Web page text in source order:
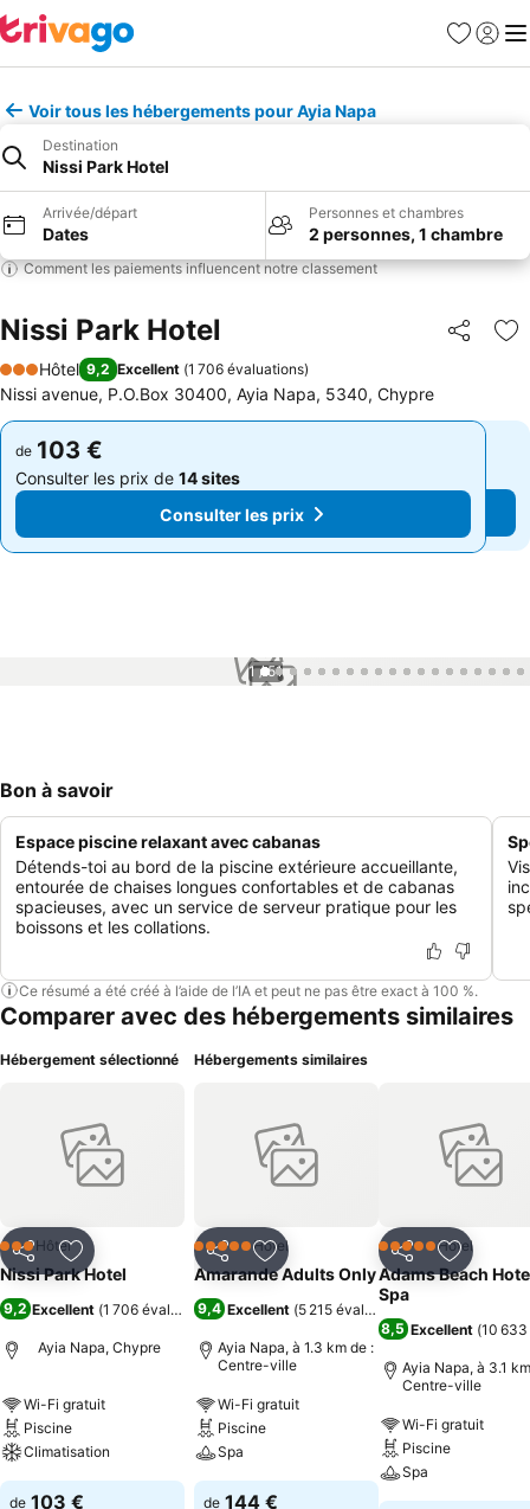
Favoris
Se
Voir tous les hébergements pour Ayia Napa
Destination
Nissi Park Hotel
Arrivée/départ
Dates
Personnes et chambres
2 personnes, 1 chambre
Comment les paiements influencent notre classement
Nissi Park Hotel Partager
3 Étoiles
Hôtel 9,2 Excellent (1 706 évaluations)
Nissi avenue, P.O.Box 30400, Ayia Napa, 5340, Chypre
de 103 €
Consulter les prix de 14 sites
Consulter les prix
de 103 €
Consulter les prix de 14 sites
Consulter les prix
1 / 51
Bon à savoir
Espace piscine relaxant avec cabanas
Détends-toi au bord de la piscine extérieure accueillante,
entourée de chaises longues confortables et de cabanas
spacieuses, avec un service de serveur pratique pour les
boissons et les collations.
Ce résumé a été créé à l’aide de l’IA et peut ne pas être exact à 100 %.
Comparer avec des hébergements similaires
Hébergement sélectionné
PartagerAjouter à mes favoris
3 ÉtoilesHôtel
Nissi Park Hotel
9,2 Excellent (1 706 évaluations)
Ayia Napa, Chypre
Wi-Fi gratuit
Piscine
Climatisation
de 103 €
Hébergements similaires
PartagerAjouter à mes favoris
5 Étoiles Hôtel
Amarande Adults Only
9,4 Excellent (5 215 évaluations
Ayia Napa, à 1.3 km de :
Centre-ville
Wi-Fi gratuit
Piscine
Spa
de 144 €
PartagerAjouter
5 Étoiles Hôtel
Adams Beach
Spa
8,5 Excellent (10
Ayia Napa, à 3.1
Centre-ville
Wi-Fi gratuit
Piscine
Spa